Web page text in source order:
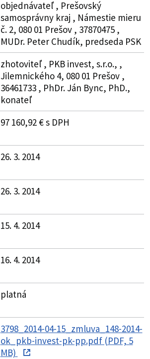
objednávateľ , Prešovský
samosprávny kraj , Námestie mieru
č. 2, 080 01 Prešov , 37870475 ,
MUDr. Peter Chudík, predseda PSK
zhotoviteľ , PKB invest, s.r.o., ,
Jilemnického 4, 080 01 Prešov ,
36461733 , PhDr. Ján Bync, PhD.,
konateľ
97 160,92 € s DPH
26. 3. 2014
26. 3. 2014
15. 4. 2014
16. 4. 2014
platná
3798_2014-04-15_zmluva_148-2014-
ok_pkb-invest-pk-pp.pdf (PDF, 5
MB)